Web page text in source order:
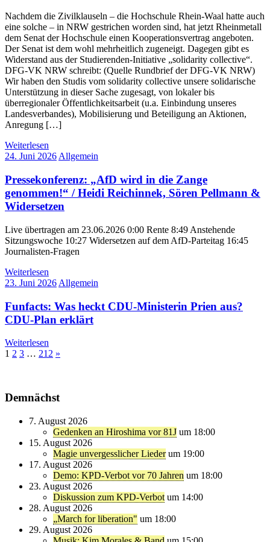
Nachdem die Zivilklauseln – die Hochschule Rhein-Waal hatte auch
eine solche – in NRW gestrichen worden sind, hat jetzt Rheinmetall
dem Senat der Hochschule einen Kooperationsvertrag angeboten.
Der Senat ist dem wohl mehrheitlich zugeneigt. Dagegen gibt es
Widerstand aus der Studierenden-Initiative „solidarity collective“.
DFG-VK NRW schreibt: (Quelle Rundbrief der DFG-VK NRW)
Wir haben den Studis vom solidarity collective unsere solidarische
Unterstützung in dieser Sache zugesagt, von lokaler bis
überregionaler Öffentlichkeitsarbeit (u.a. Einbindung unseres
Landesverbandes), Mobilisierung und Beteiligung an Aktionen,
Anregung […]
Weiterlesen
24. Juni 2026 Allgemein
Pressekonferenz: „AfD wird in die Zange
genommen!“ / Heidi Reichinnek, Sören Pellmann &
Widersetzen
Live übertragen am 23.06.2026 0:00 Rente 8:49 Anstehende
Sitzungswoche 10:27 Widersetzen auf dem AfD-Parteitag 16:45
Journalisten-Fragen
Weiterlesen
23. Juni 2026 Allgemein
Funfacts: Was heckt CDU-Ministerin Prien aus?
CDU-Plan erklärt
Weiterlesen
1 2 3 … 212 »
Demnächst
7. August 2026
Gedenken an Hiroshima vor 81J um 18:00
15. August 2026
Magie unvergesslicher Lieder um 19:00
17. August 2026
Demo: KPD-Verbot vor 70 Jahren um 18:00
23. August 2026
Diskussion zum KPD-Verbot um 14:00
28. August 2026
„March for liberation" um 18:00
29. August 2026